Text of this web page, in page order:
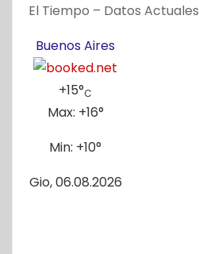
El Tiempo – Datos Actuales
Buenos Aires
+15°C
Max: +16°
Min: +10°
Gio, 06.08.2026